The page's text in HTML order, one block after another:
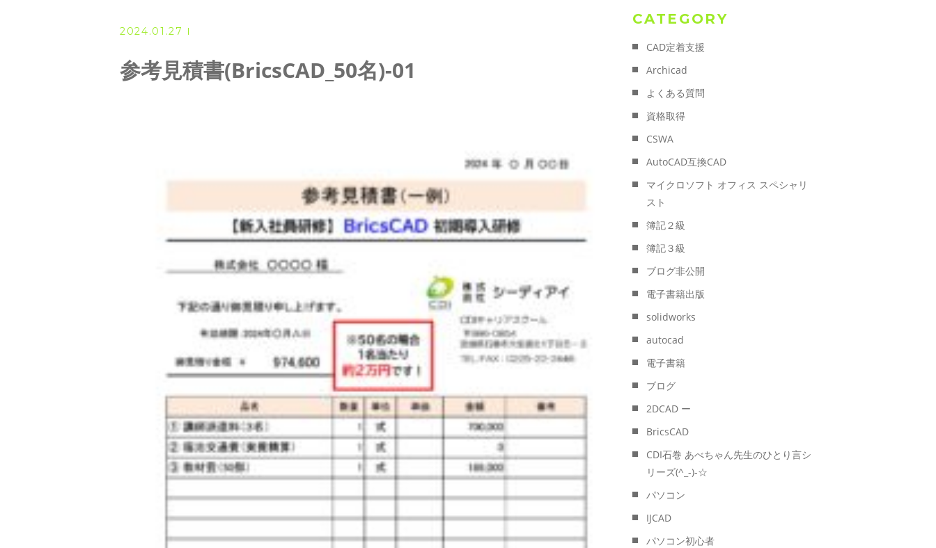
◆ オンラインによる授業／体験
◇ 書籍出版
◇ よくある質問
◇ ブログ
◇ アクセス
2024.01.27
参考見積書(BricsCAD_50名)-01
CATEGORY
CAD定着支援
Archicad
よくある質問
資格取得
CSWA
AutoCAD互換CAD
マイクロソフト オフィス スペシャリ
スト
簿記２級
簿記３級
ブログ非公開
電子書籍出版
solidworks
autocad
電子書籍
ブログ
2DCAD ー
BricsCAD
CDI石巻 あべちゃん先生のひとり言シ
リーズ(^_-)-☆
パソコン
IJCAD
パソコン初心者